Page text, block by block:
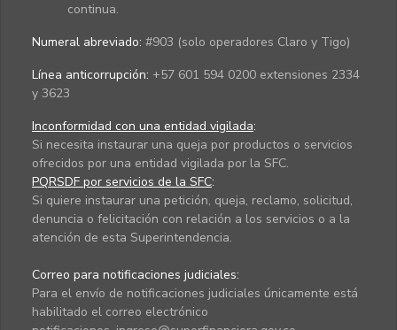
continua.
Numeral abreviado: #903 (solo operadores Claro y Tigo)
Línea anticorrupción: +57 601 594 0200 extensiones 2334
y 3623
Inconformidad con una entidad vigilada:
Si necesita instaurar una queja por productos o servicios
ofrecidos por una entidad vigilada por la SFC.
PQRSDF por servicios de la SFC:
Si quiere instaurar una petición, queja, reclamo, solicitud,
denuncia o felicitación con relación a los servicios o a la
atención de esta Superintendencia.
Correo para notificaciones judiciales:
Para el envío de notificaciones judiciales únicamente está
habilitado el correo electrónico